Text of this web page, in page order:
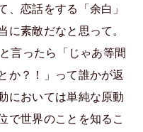
恋話をする「余白」
素敵だなと思って。
言ったら「じゃあ等間
か？！」って誰かが返
においては単純な原動
で世界のことを知るこ